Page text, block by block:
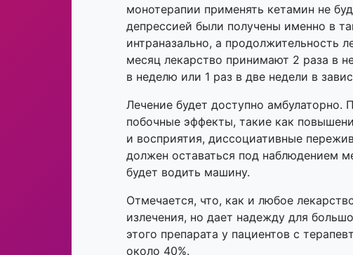
монотерапии применять кетамин не
депрессией были получены именно в
интраназально, а продолжительность
месяц лекарство принимают 2 раза в
в неделю или 1 раз в две недели в
Лечение будет доступно амбулаторно.
побочные эффекты, такие как
и восприятия, диссоциативные
должен оставаться под наблюдением
будет водить машину.
Отмечается, что, как и любое
излечения, но дает надежду для
этого препарата у пациентов с
около 40%.